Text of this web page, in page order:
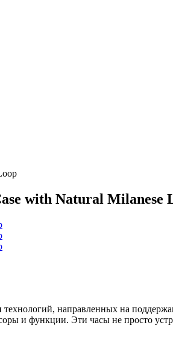
with Natural Milanese
направленных на
и функции. Эти часы не просто